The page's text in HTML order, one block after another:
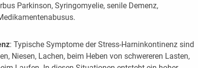
Parkinson, Syringomyelie, senile Demenz,
: Typische Symptome der Stress-Harninkontinenz sind
Niesen, Lachen, beim Heben von schwereren Lasten,